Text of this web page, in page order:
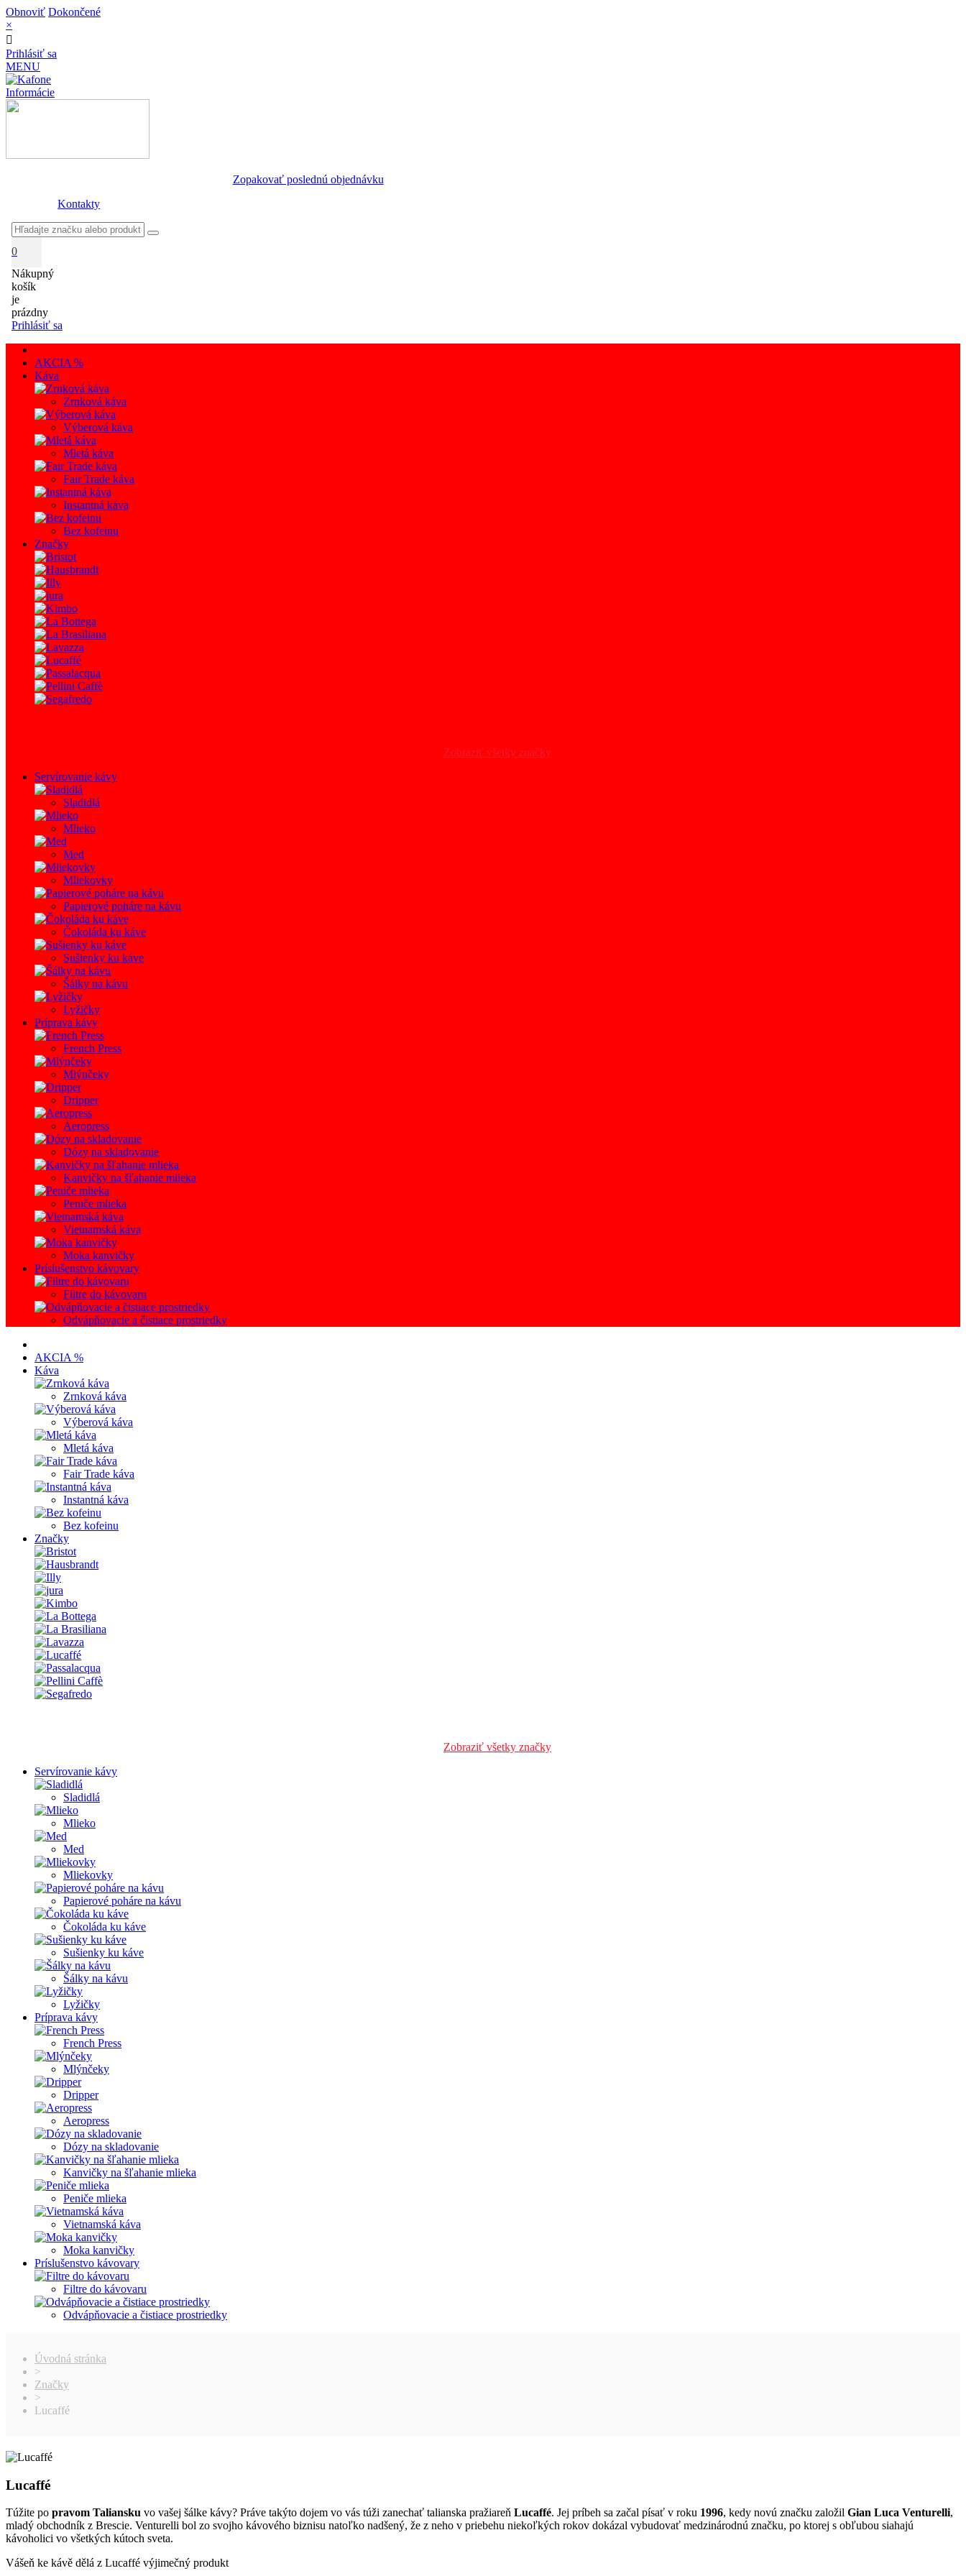
Obnoviť Dokončené
×
Prihlásiť sa
MENU
Informácie
Zopakovať poslednú objednávku
Kontakty
0
Nákupný
košík
je
prázdny
Prihlásiť sa
AKCIA %
Káva
Zrnková káva
Výberová káva
Mletá káva
Fair Trade káva
Instantná káva
Bez kofeinu
Značky
Zobraziť všetky značky
Servírovanie kávy
Sladidlá
Mlieko
Med
Mliekovky
Papierové poháre na kávu
Čokoláda ku káve
Sušienky ku káve
Šálky na kávu
Lyžičky
Príprava kávy
French Press
Mlýnčeky
Dripper
Aeropress
Dózy na skladovanie
Kanvičky na šľahanie mlieka
Peniče mlieka
Vietnamská káva
Moka kanvičky
Príslušenstvo kávovary
Filtre do kávovaru
Odvápňovacie a čistiace prostriedky
AKCIA %
Káva
Zrnková káva
Výberová káva
Mletá káva
Fair Trade káva
Instantná káva
Bez kofeinu
Značky
Zobraziť všetky značky
Servírovanie kávy
Sladidlá
Mlieko
Med
Mliekovky
Papierové poháre na kávu
Čokoláda ku káve
Sušienky ku káve
Šálky na kávu
Lyžičky
Príprava kávy
French Press
Mlýnčeky
Dripper
Aeropress
Dózy na skladovanie
Kanvičky na šľahanie mlieka
Peniče mlieka
Vietnamská káva
Moka kanvičky
Príslušenstvo kávovary
Filtre do kávovaru
Odvápňovacie a čistiace prostriedky
Úvodná stránka
>
Značky
>
Lucaffé
Lucaffé
Túžite po pravom Taliansku vo vašej šálke kávy? Práve takýto dojem vo vás túži zanechať talianska pražiareň Lucaffé. Jej príbeh sa začal písať v roku 1996, kedy novú značku založil Gian Luca Venturelli,
mladý obchodník z Brescie. Venturelli bol zo svojho kávového biznisu natoľko nadšený, že z neho v priebehu niekoľkých rokov dokázal vybudovať medzinárodnú značku, po ktorej s obľubou siahajú
kávoholici vo všetkých kútoch sveta.
Vášeň ke kávě dělá z Lucaffé výjimečný produkt